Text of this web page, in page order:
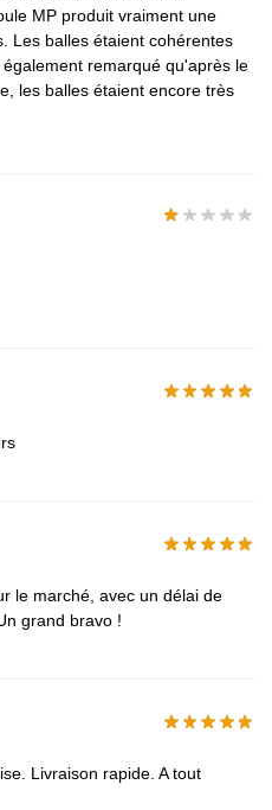
MP produit vraiment une
Les balles étaient cohérentes
remarqué qu'après le
les balles étaient encore très
le marché, avec un délai de
grand bravo !
Livraison rapide. A tout